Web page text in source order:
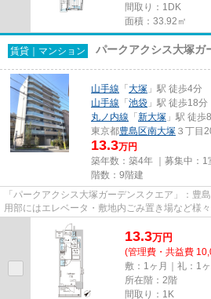
間取り：1DK
面積：33.92㎡
賃貸｜マンション パークアクシス大塚ガ
山手線 「 大塚 」駅 徒歩4分
山手線 「 池袋 」駅 徒歩18分
丸ノ内線 「 新大塚 」駅 徒歩
東京都豊島区南大塚 ３丁目
13.3万円
築年数：築4年 ｜募集中： 1
階数：9階建
「パークアクシス大塚ガーデンスクエア」：豊
用部にはエレベータ・敷地内ごみ置き場など様
ので便利です。新しいのでこ...
13.3万円
(管理費・共益費
敷：1ヶ月｜礼：1ヶ
所在階：2階
間取り：1K